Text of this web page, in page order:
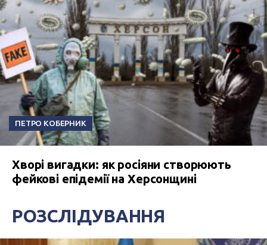
ПЕТРО КОБЕРНИК
Хворі вигадки: як росіяни створюють
фейкові епідемії на Херсонщині
РОЗСЛІДУВАННЯ